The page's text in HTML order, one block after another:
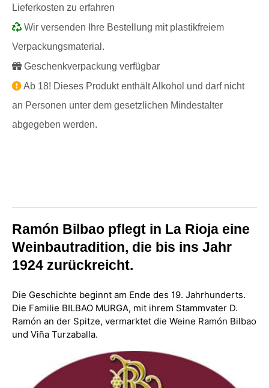
Lieferkosten zu erfahren
Wir versenden Ihre Bestellung mit plastikfreiem
Verpackungsmaterial.
Geschenkverpackung verfügbar
Ab 18! Dieses Produkt enthält Alkohol und darf nicht
an Personen unter dem gesetzlichen Mindestalter
abgegeben werden.
Ramón Bilbao pflegt in La Rioja eine
Weinbautradition, die bis ins Jahr
1924 zurückreicht.
Die Geschichte beginnt am Ende des 19. Jahrhunderts.
Die Familie BILBAO MURGA, mit ihrem Stammvater D.
Ramón an der Spitze, vermarktet die Weine Ramón Bilbao
und Viña Turzaballa.